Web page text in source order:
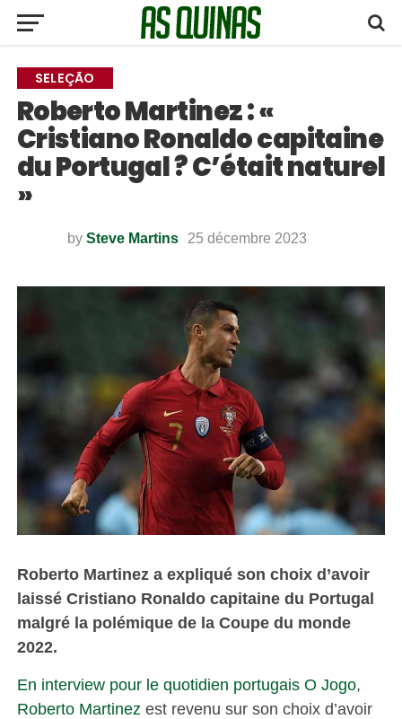
SELEÇÃO
Roberto Martinez : «
Cristiano Ronaldo capitaine
du Portugal ? C’était naturel
»
by Steve Martins 25 décembre 2023
Roberto Martinez a expliqué son choix d’avoir
laissé Cristiano Ronaldo capitaine du Portugal
malgré la polémique de la Coupe du monde
2022.
En interview pour le quotidien portugais O Jogo,
Roberto Martinez est revenu sur son choix d’avoir